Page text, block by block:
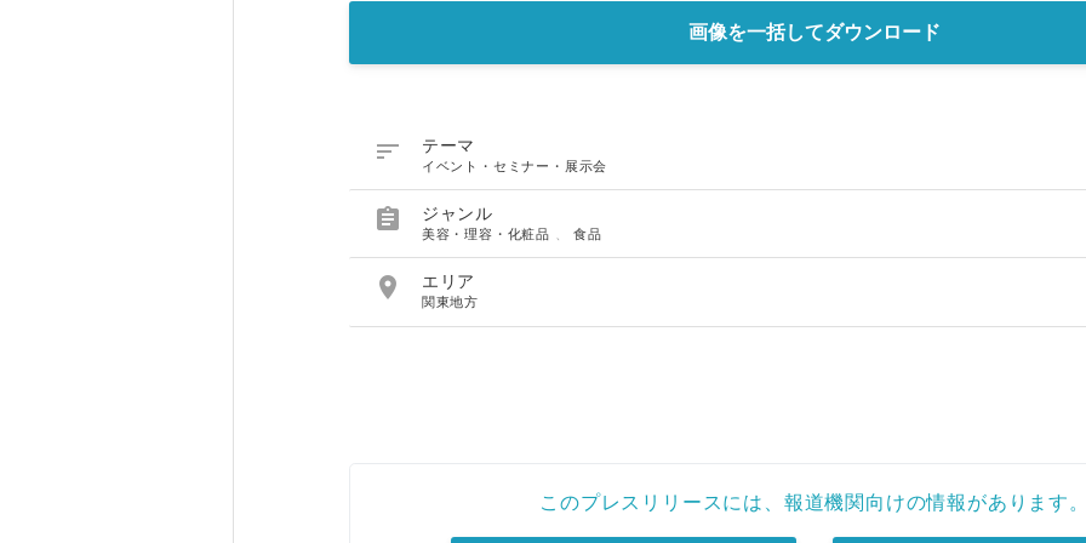
画像を一括してダウンロード
 テーマ
イベント・セミナー・展示会
 ジャンル
美容・理容・化粧品 、食品
 エリア
関東地方
このプレスリリースには、報道機関向けの情報があります